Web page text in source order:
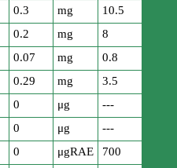
0.3 mg
10.5
0.2 mg
8
0.07 mg
0.8
0.29 mg
3.5
0 μg
---
0 μg
---
0 μgRAE
700